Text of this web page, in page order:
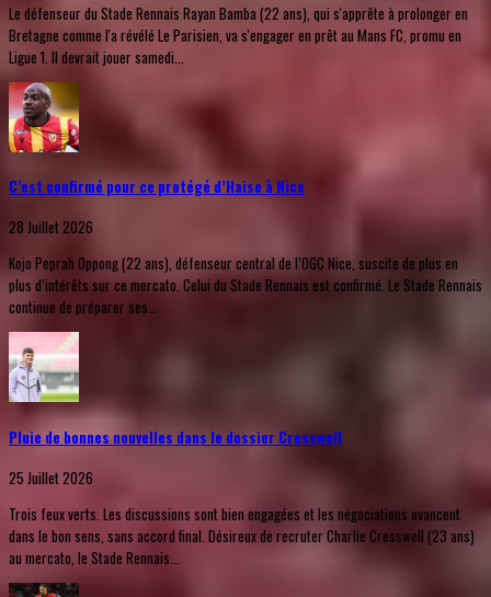
Le défenseur du Stade Rennais Rayan Bamba (22 ans), qui s'apprête à prolonger en
Bretagne comme l'a révélé Le Parisien, va s'engager en prêt au Mans FC, promu en
Ligue 1. Il devrait jouer samedi...
C’est confirmé pour ce protégé d’Haise à Nice
28 Juillet 2026
Kojo Peprah Oppong (22 ans), défenseur central de l’OGC Nice, suscite de plus en
plus d’intérêts sur ce mercato. Celui du Stade Rennais est confirmé. Le Stade Rennais
continue de préparer ses...
Pluie de bonnes nouvelles dans le dossier Cresswell
25 Juillet 2026
Trois feux verts. Les discussions sont bien engagées et les négociations avancent
dans le bon sens, sans accord final. Désireux de recruter Charlie Cresswell (23 ans)
au mercato, le Stade Rennais...